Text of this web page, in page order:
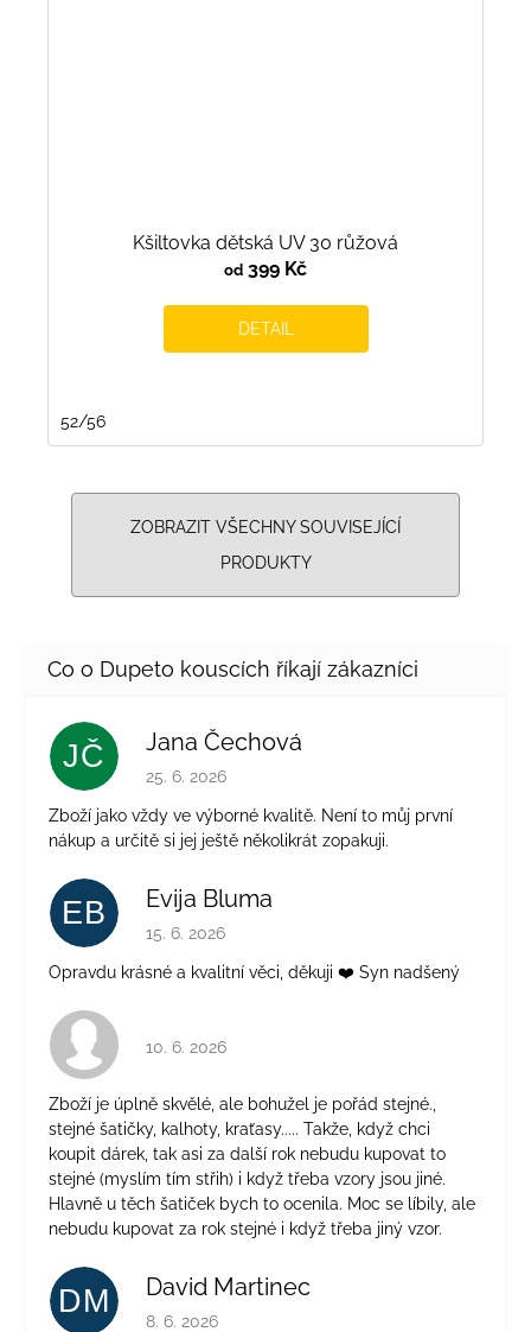
Kšiltovka dětská UV 30 růžová
od 399 Kč
DETAIL
52/56
ZOBRAZIT VŠECHNY SOUVISEJÍCÍ
PRODUKTY
JČ Jana Čechová
Hodnocení obchodu je 5 z 5 hvězdiček.
25. 6. 2026
Zboží jako vždy ve výborné kvalitě. Není to můj první
nákup a určitě si jej ještě několikrát zopakuji.
EB Evija Bluma
Hodnocení obchodu je 5 z 5 hvězdiček.
15. 6. 2026
Opravdu krásné a kvalitní věci, děkuji ❤️ Syn nadšený
Hodnocení obchodu je 4 z 5 hvězdiček.
10. 6. 2026
Zboží je úplně skvělé, ale bohužel je pořád stejné.,
stejné šatičky, kalhoty, kraťasy..... Takže, když chci
koupit dárek, tak asi za další rok nebudu kupovat to
stejné (myslím tím střih) i když třeba vzory jsou jiné.
Hlavně u těch šatiček bych to ocenila. Moc se líbily, ale
nebudu kupovat za rok stejné i když třeba jiný vzor.
DM David Martinec
Hodnocení obchodu je 5 z 5 hvězdiček.
8. 6. 2026